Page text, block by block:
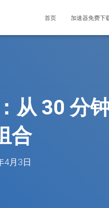
首页 加速器免费下
从 30 分
合
4月3日